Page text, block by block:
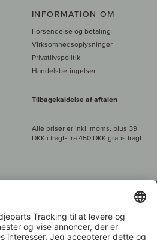
INFORMATION OM
Forsendelse og betaling
Virksomhedsoplysninger
Privatlivspolitik
Handelsbetingelser
Tilbagekaldelse af aftalen
Alle priser er inkl. moms, plus 39
DKK i fragt- fra 450 DKK gratis fragt
Kundeservice:
+49 421 696 797-0